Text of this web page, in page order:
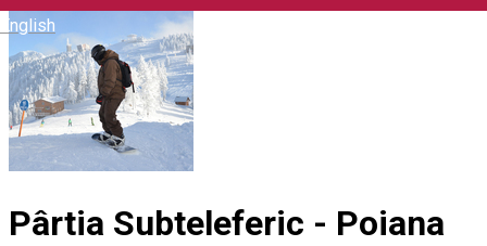
English
Pârtia Subteleferic - Poiana